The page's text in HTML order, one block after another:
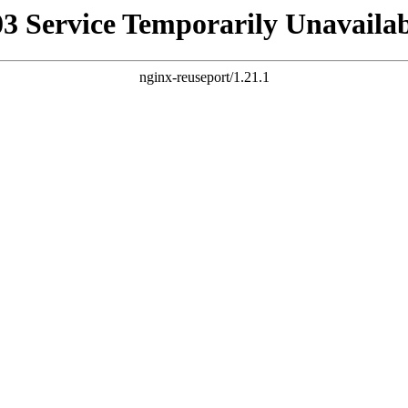
Service Temporarily
nginx-reuseport/1.21.1